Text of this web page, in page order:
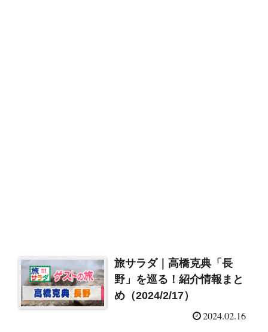
旅サラダ｜高橋克典「長
野」を巡る！紹介情報まと
め（2024/2/17）
2024.02.16